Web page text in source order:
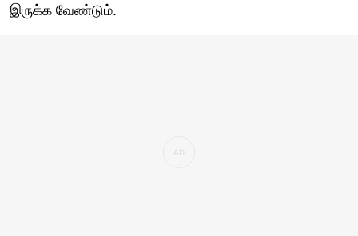
இருக்க வேண்டும்.